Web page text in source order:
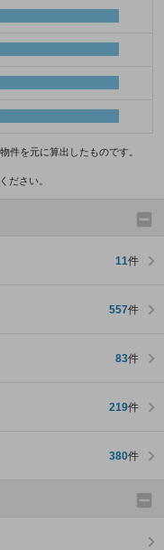
件を元に算出したものです。
ださい。
11件
557件
83件
219件
380件